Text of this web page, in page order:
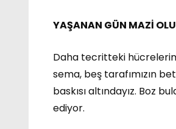
YAŞANAN GÜN MAZİ
Daha tecritteki
sema, beş tarafımızın
baskısı altındayız. Boz
ediyor.